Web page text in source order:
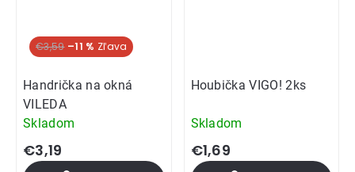
€3,59 –11 %
Handrička na okná
VILEDA
Skladom
€3,19
Houbička VIGO! 2ks
Skladom
€1,69